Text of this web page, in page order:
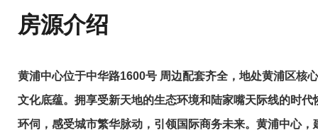
房源介绍
黄浦中心位于中华路1600号 周边配套齐全，地处黄浦区核
文化底蕴。拥享受新天地的生态环境和陆家嘴天际线的时
环伺，感受城市繁华脉动，引领国际商务未来。黄浦中心